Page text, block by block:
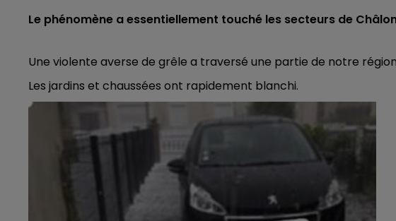
Le phénomène a essentiellement touché les secteurs de
Une violente averse de grêle a traversé une partie de notre
Les jardins et chaussées ont rapidement blanchi.